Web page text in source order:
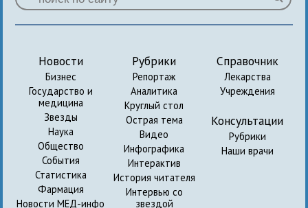
Новости
Бизнес
Государство и
медицина
Звезды
Наука
Общество
События
Статистика
Фармация
Новости МЕД-инфо
Рубрики
Репортаж
Аналитика
Круглый стол
Острая тема
Видео
Инфографика
Интерактив
История читателя
Интервью со
звездой
Справочник
Лекарства
Учреждения
Консультации
Рубрики
Наши врачи